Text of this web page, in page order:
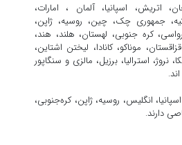
اتریش، اسپانیا، آلمان ، امارات،
جمهوری چک، چین، روسیه، ژاپن،
کره جنوبی، لهستان، هلند، هند،
موناکو، کانادا، لیختن اشتاین،
نروژ، استرالیا، برزیل، مالزی و سنگاپور
انگلیس، روسیه، ژاپن، کره‌جنوبی،
دارند.